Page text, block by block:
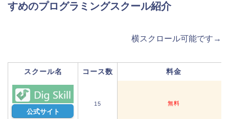
すめのプログラミングスクール紹介
横スクロール可能です→
スクール名 コース数 料金
公式サイト
15 無料